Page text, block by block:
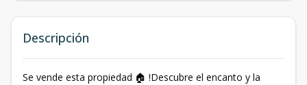
Descripción
Se vende esta propiedad 🏠 !Descubre el encanto y la